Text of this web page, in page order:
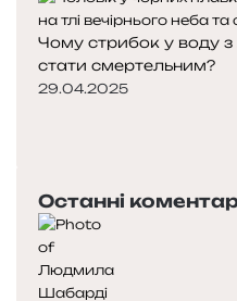
Чому стрибок у воду
стати смертельним?
29.04.2025
Останні